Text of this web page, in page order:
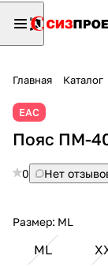
Главная Каталог
ЕАС
Пояс ПМ-
0 Нет
Размер: ML
ML